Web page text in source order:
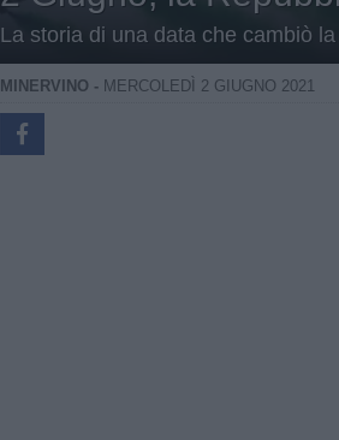
La storia di una data che cambiò
MINERVINO - MERCOLEDÌ 2 GIUGNO 2021